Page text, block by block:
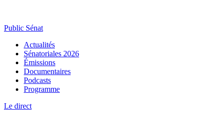
Public Sénat
Actualités
Sénatoriales 2026
Émissions
Documentaires
Podcasts
Programme
Le direct